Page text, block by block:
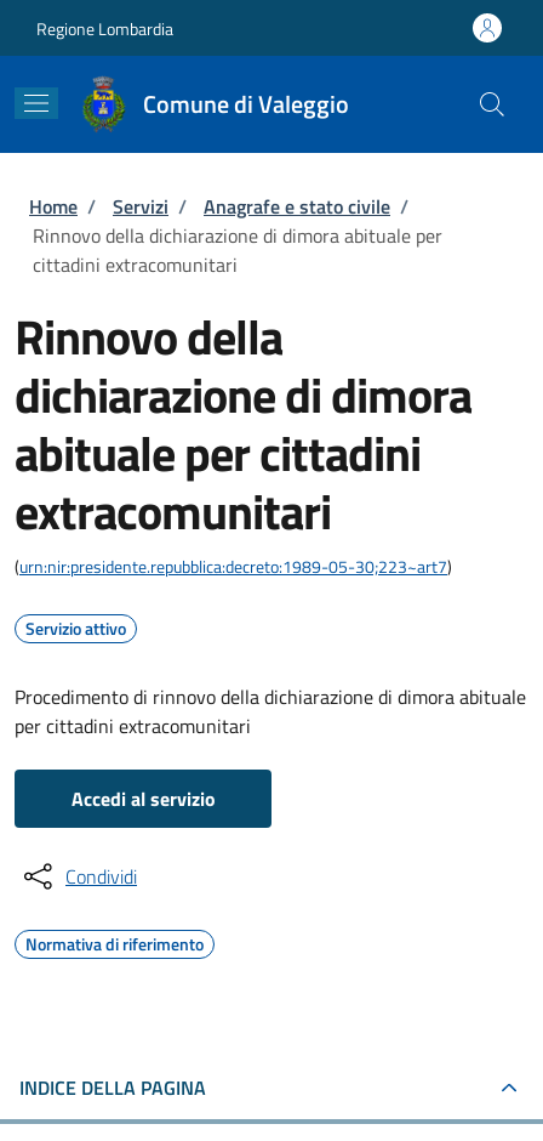
Regione Lombardia
Comune di Valeggio
Briciole di pane
Home / Servizi / Anagrafe e stato civile /
Rinnovo della dichiarazione di dimora abituale per
cittadini extracomunitari
Rinnovo della
dichiarazione di dimora
abituale per cittadini
extracomunitari
(urn:nir:presidente.repubblica:decreto:1989-05-30;223~art7)
Servizio attivo
Procedimento di rinnovo della dichiarazione di dimora abituale
per cittadini extracomunitari
Accedi al servizio
Condividi
Normativa di riferimento
INDICE DELLA PAGINA